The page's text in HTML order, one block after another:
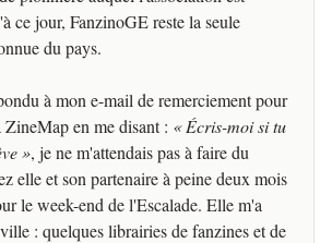
ce jour, FanzinoGE reste la seule
du pays.
à mon e-mail de remerciement pour
en me disant : « Écris-moi si tu
», je ne m'attendais pas à faire du
elle et son partenaire à peine deux mois
le week-end de l'Escalade. Elle m'a
: quelques librairies de fanzines et de